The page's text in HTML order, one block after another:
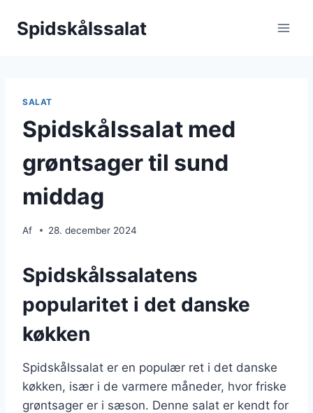
Spidskålssalat
SALAT
Spidskålssalat med
grøntsager til sund
middag
Af 28. december 2024
Spidskålssalatens
popularitet i det danske
køkken
Spidskålssalat er en populær ret i det danske
køkken, især i de varmere måneder, hvor friske
grøntsager er i sæson. Denne salat er kendt for